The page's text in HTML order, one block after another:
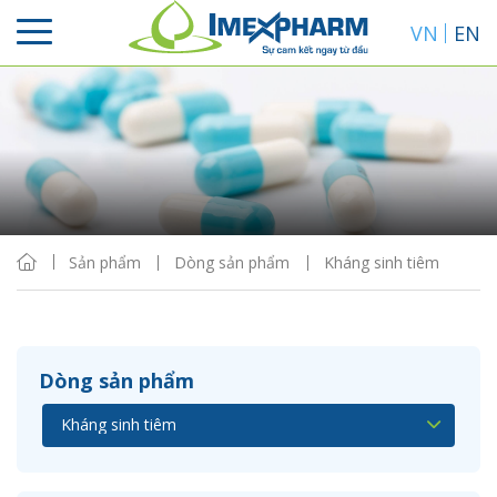
VN EN
Sản phẩm Dòng sản phẩm Kháng sinh tiêm
Dòng sản phẩm
Sắp xếp
Hiển thị